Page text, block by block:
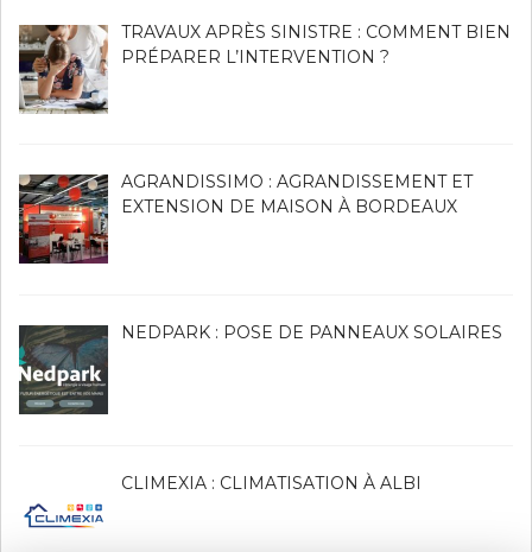
TRAVAUX APRÈS SINISTRE : COMMENT BIEN
PRÉPARER L’INTERVENTION ?
AGRANDISSIMO : AGRANDISSEMENT ET
EXTENSION DE MAISON À BORDEAUX
NEDPARK : POSE DE PANNEAUX SOLAIRES
CLIMEXIA : CLIMATISATION À ALBI